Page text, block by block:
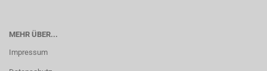
MEHR ÜBER...
Impressum